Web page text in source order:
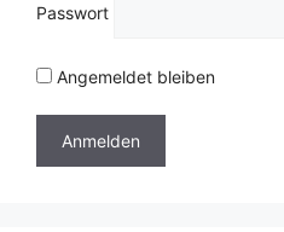
Passwort
Angemeldet bleiben